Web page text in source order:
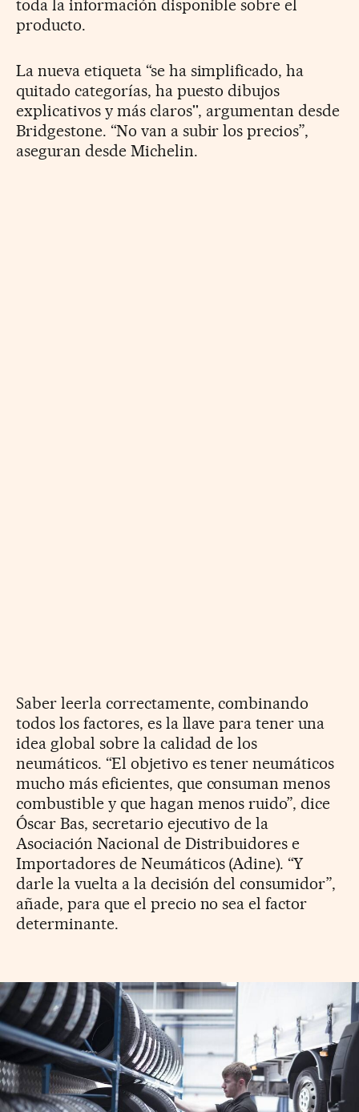
toda la información disponible sobre el
producto.
La nueva etiqueta “se ha simplificado, ha
quitado categorías, ha puesto dibujos
explicativos y más claros'', argumentan desde
Bridgestone. “No van a subir los precios”,
aseguran desde Michelin.
Saber leerla correctamente, combinando
todos los factores, es la llave para tener una
idea global sobre la calidad de los
neumáticos. “El objetivo es tener neumáticos
mucho más eficientes, que consuman menos
combustible y que hagan menos ruido”, dice
Óscar Bas, secretario ejecutivo de la
Asociación Nacional de Distribuidores e
Importadores de Neumáticos (Adine). “Y
darle la vuelta a la decisión del consumidor”,
añade, para que el precio no sea el factor
determinante.